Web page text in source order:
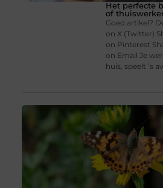
Het perfecte
of
Goed artikel?
on X (Twitter)
on Pinterest
on Email Je
huis, speelt ’s